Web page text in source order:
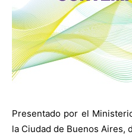
Presentado por el
la Ciudad de Buenos Aires,